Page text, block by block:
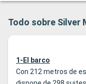
Todo sobre Silver
1-El barco
Con 212 metros de